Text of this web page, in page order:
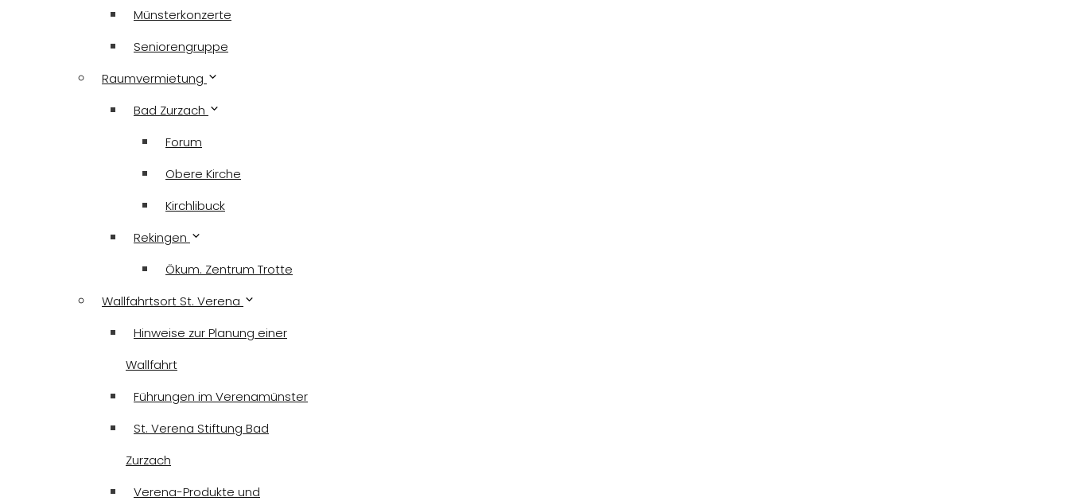
Münsterkonzerte
Seniorengruppe
Raumvermietung
Bad Zurzach
Forum
Obere Kirche
Kirchlibuck
Rekingen
Ökum. Zentrum Trotte
Wallfahrtsort St. Verena
Hinweise zur Planung einer
Wallfahrt
Führungen im Verenamünster
St. Verena Stiftung Bad
Zurzach
Verena-Produkte und